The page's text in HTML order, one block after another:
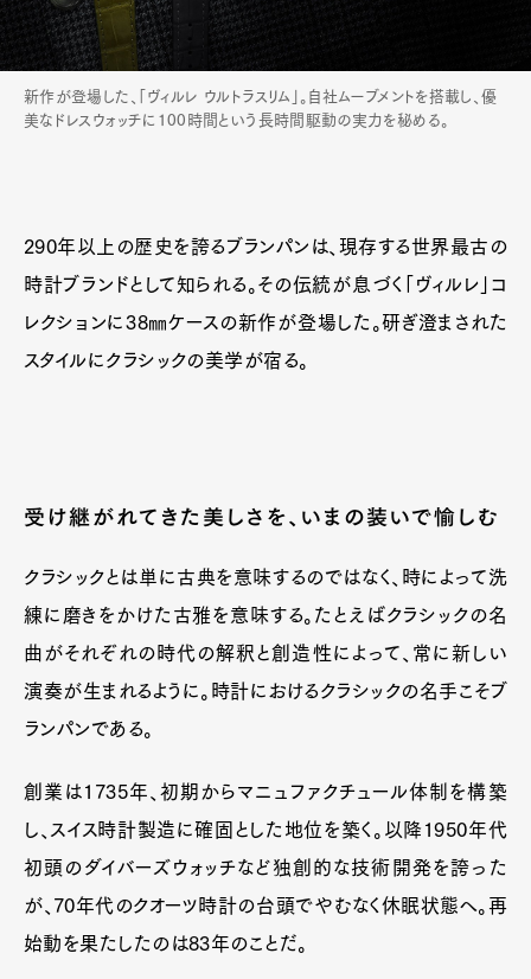
Official Columnist
About
Contact
新作が登場した、「ヴィルレ ウルトラスリム」。自社ムーブメントを搭載し、優
美なドレスウォッチに100時間という長時間駆動の実力を秘める。
290年以上の歴史を誇るブランパンは、現存する世界最古の
時計ブランドとして知られる。その伝統が息づく「ヴィルレ」コ
レクションに38㎜ケースの新作が登場した。研ぎ澄まされた
スタイルにクラシックの美学が宿る。
受け継がれてきた美しさを、いまの装いで愉しむ
クラシックとは単に古典を意味するのではなく、時によって洗
練に磨きをかけた古雅を意味する。たとえばクラシックの名
曲がそれぞれの時代の解釈と創造性によって、常に新しい
演奏が生まれるように。時計におけるクラシックの名手こそブ
ランパンである。
創業は1735年、初期からマニュファクチュール体制を構築
し、スイス時計製造に確固とした地位を築く。以降1950年代
初頭のダイバーズウォッチなど独創的な技術開発を誇った
が、70年代のクオーツ時計の台頭でやむなく休眠状態へ。再
始動を果たしたのは83年のことだ。